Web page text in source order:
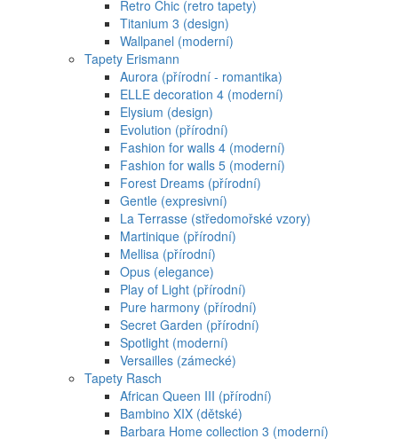
Retro Chic (retro tapety)
Titanium 3 (design)
Wallpanel (moderní)
Tapety Erismann
Aurora (přírodní - romantika)
ELLE decoration 4 (moderní)
Elysium (design)
Evolution (přírodní)
Fashion for walls 4 (moderní)
Fashion for walls 5 (moderní)
Forest Dreams (přírodní)
Gentle (expresivní)
La Terrasse (středomořské vzory)
Martinique (přírodní)
Mellisa (přírodní)
Opus (elegance)
Play of Light (přírodní)
Pure harmony (přírodní)
Secret Garden (přírodní)
Spotlight (moderní)
Versailles (zámecké)
Tapety Rasch
African Queen III (přírodní)
Bambino XIX (dětské)
Barbara Home collection 3 (moderní)